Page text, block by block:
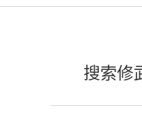
搜索修